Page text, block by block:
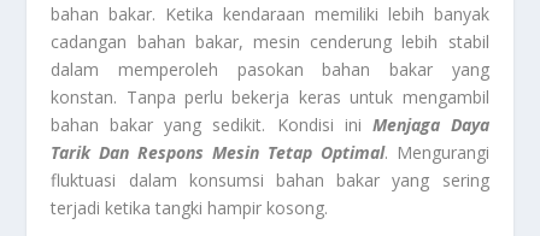
bahan bakar. Ketika kendaraan memiliki lebih banyak
cadangan bahan bakar, mesin cenderung lebih stabil
dalam memperoleh pasokan bahan bakar yang
konstan. Tanpa perlu bekerja keras untuk mengambil
bahan bakar yang sedikit. Kondisi ini Menjaga Daya
Tarik Dan Respons Mesin Tetap Optimal. Mengurangi
fluktuasi dalam konsumsi bahan bakar yang sering
terjadi ketika tangki hampir kosong.